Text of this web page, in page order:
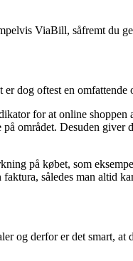
ViaBill, såfremt du
dog oftest en omfattende
for at online shoppen
området. Desuden giver
på købet, som
således man altid
og derfor er det smart, at